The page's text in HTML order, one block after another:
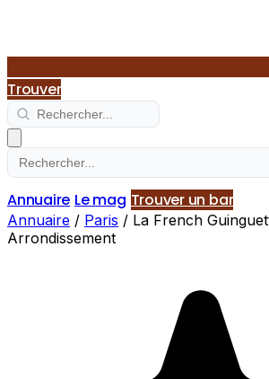
Trouver
Annuaire Le mag Trouver un bar
Annuaire / Paris / La French
Arrondissement